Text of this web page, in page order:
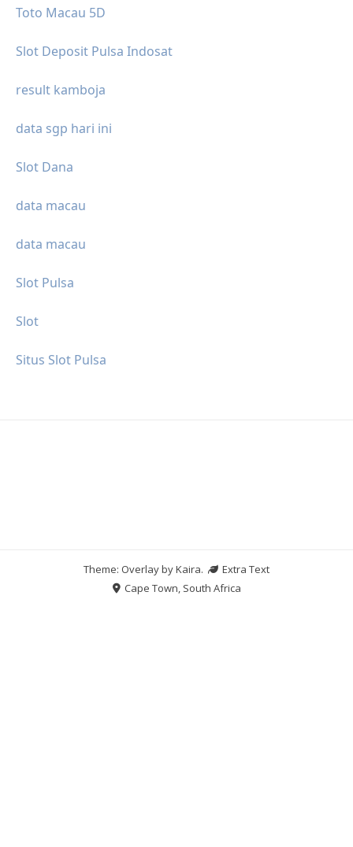
Toto Macau 5D
Slot Deposit Pulsa Indosat
result kamboja
data sgp hari ini
Slot Dana
data macau
data macau
Slot Pulsa
Slot
Situs Slot Pulsa
Theme: Overlay byKaira.
Extra Text
Cape Town, South Africa